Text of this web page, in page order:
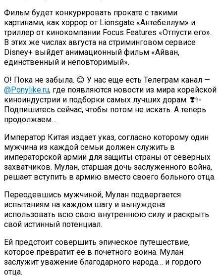
Фильм будет конкурировать прокате с такими
картинами, как хоррор от Lionsgate «Антебеллум» и
триллер от кинокомпании Focus Features «Отпусти его».
В этих же числах августа на стриминговом сервисе
Disney+ выйдет анимационный фильм «Айван,
единственный и неповторимый».
О! Пока не забыла. 😊 У нас еще есть Телеграм канал —
@Ponylike.ru, где появляются новости из мира корейской
киноиндустрии и подборки самых лучших дорам. ❣️✨
Подпишитесь сейчас, чтобы потом не искать. А теперь
продолжаем…
Император Китая издает указ, согласно которому один
мужчина из каждой семьи должен служить в
императорской армии для защиты страны от северных
захватчиков. Мулан, старшая дочь заслуженного война,
решает вступить в армию вместо своего больного отца.
Переодевшись мужчиной, Мулан подвергается
испытаниям на каждом шагу и вынуждена
использовать всю свою внутреннюю силу и раскрыть
свой истинный потенциал.
Ей предстоит совершить эпическое путешествие,
которое превратит ее в почетного воина. Мулан
заслужит уважение благодарного народа… и гордого
отца.